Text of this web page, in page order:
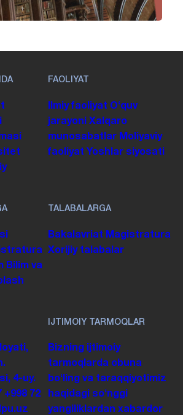
FAOLIYAT
Ilmiy faoliyat Oʻquv
jarayoni Xalqaro
munosabatlar Moliyaviy
faoliyat Yoshlar siyosati
Bilim va
TALABALARGA
Bakalavriat Magistratura
Xorijiy talabalar
4-uy.
+998 72
IJTIMOIY TARMOQLAR
Bizning ijtimoiy
tarmoqlarda obuna
boʻling va taraqqiyotimiz
haqidagi soʻnggi
yangiliklardan xabardor